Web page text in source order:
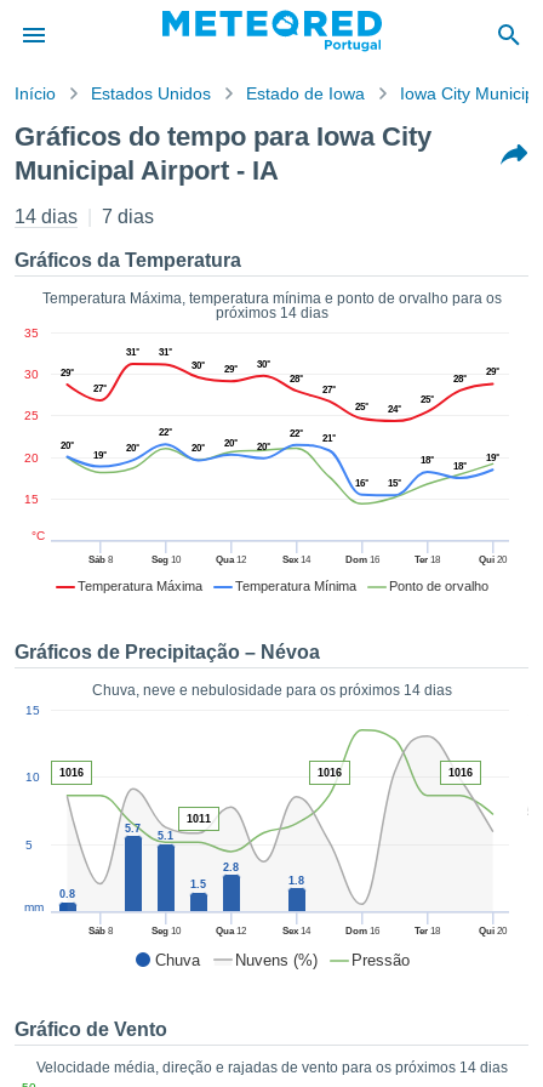
da
por
que as
a este
opções:
e
forma
digital
ou
permite-
a nossa
fornecer-
sem
custo.
a
todos os
no
como
um perfil
CONFIGURAÇÕES
Início Estados Unidos Estado de Iowa Iowa City
Gráficos do tempo para Iowa City
Municipal Airport - IA
14 dias 7 dias
Gráficos da Temperatura
Temperatura Máxima, temperatura mínima e ponto de orvalho para os
próximos 14 dias
Temperatura Máxima Temperatura Mínima Ponto de orvalho
Sáb8 Seg10 Qua12 Sex 14 Dom16 Ter 18 Qui 20
15
20
25
30
35
°C
29°
27°
31°
31°
30°
29°
30°
28°
27°
25°
24°
25°
28°
29°
20°
19°
20°
22°
20°
20° 20°
22° 21°
16° 15°
18°
18°
19°
Gráficos de Precipitação – Névoa
Chuva, neve e nebulosidade para os próximos 14 dias
Chuva Nuvens (%) Pressão
50
Sáb8 Seg10 Qua12 Sex 14 Dom16 Ter 18 Qui 20
5
10
15
mm
0.8
5.7
5.1
1.5
2.8
1.8
1016
1011
1016 1016
Gráfico de Vento
Velocidade média, direção e rajadas de vento para os próximos 14 dias